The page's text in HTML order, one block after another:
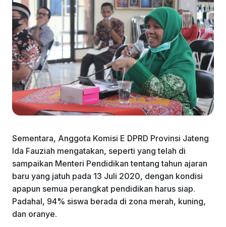
Sementara, Anggota Komisi E DPRD Provinsi Jateng
Ida Fauziah mengatakan, seperti yang telah di
sampaikan Menteri Pendidikan tentang tahun ajaran
baru yang jatuh pada 13 Juli 2020, dengan kondisi
apapun semua perangkat pendidikan harus siap.
Padahal, 94% siswa berada di zona merah, kuning,
dan oranye.